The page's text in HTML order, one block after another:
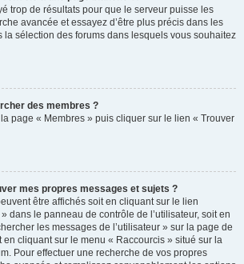
trop de résultats pour que le serveur puisse les
avancée et essayez d’être plus précis dans les
la sélection des forums dans lesquels vous souhaitez
des membres ?
page « Membres » puis cliquer sur le lien « Trouver
mes propres messages et sujets ?
être affichés soit en cliquant sur le lien
dans le panneau de contrôle de l’utilisateur, soit en
les messages de l’utilisateur » sur la page de
en cliquant sur le menu « Raccourcis » situé sur la
Pour effectuer une recherche de vos propres